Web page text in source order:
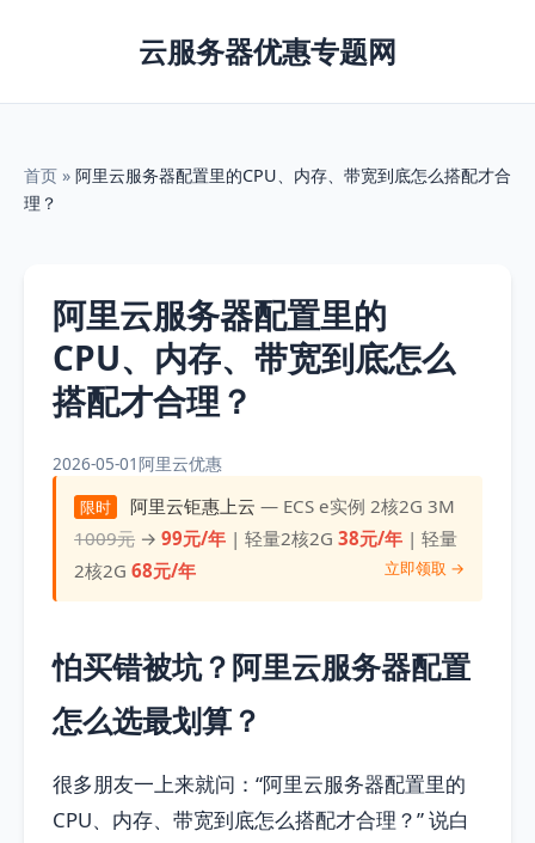
云服务器优惠专题网
首页 » 阿里云服务器配置里的CPU、内存、带宽到底怎么搭配才合
理？
阿里云服务器配置里的
CPU、内存、带宽到底怎么
搭配才合理？
2026-05-01阿里云优惠
限时 阿里云钜惠上云 — ECS e实例 2核2G 3M
1009元 →99元/年 | 轻量2核2G38元/年 | 轻量
2核2G68元/年 立即领取 →
怕买错被坑？阿里云服务器配置
怎么选最划算？
很多朋友一上来就问：“阿里云服务器配置里的
CPU、内存、带宽到底怎么搭配才合理？” 说白